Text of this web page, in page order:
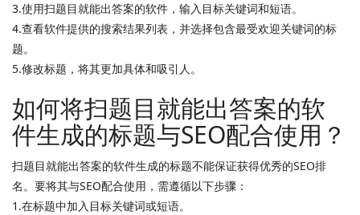
3.使用扫题目就能出答案的软件，输入目标关键词和短语。
4.查看软件提供的搜索结果列表，并选择包含最受欢迎关键词的标
题。
5.修改标题，将其更加具体和吸引人。
如何将扫题目就能出答案的软
件生成的标题与SEO配合使用？
扫题目就能出答案的软件生成的标题不能保证获得优秀的SEO排
名。要将其与SEO配合使用，需遵循以下步骤：
1.在标题中加入目标关键词或短语。